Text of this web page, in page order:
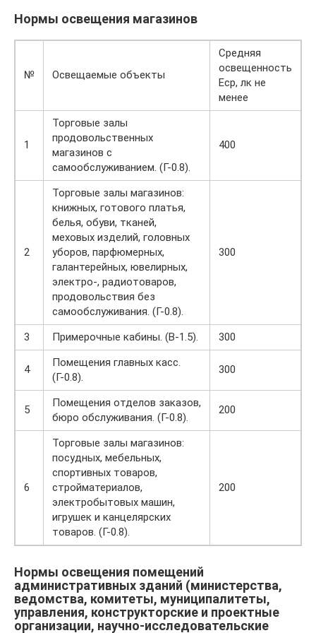
Нормы освещения магазинов
№ Освещаемые объекты
Средняя
освещенность
Еср, лк не
менее
1
Торговые залы
продовольственных
магазинов с
самообслуживанием. (Г-0.8).
400
2
Торговые залы магазинов:
книжных, готового платья,
белья, обуви, тканей,
меховых изделий, головных
уборов, парфюмерных,
галантерейных, ювелирных,
электро-, радиотоваров,
продовольствия без
самообслуживания. (Г-0.8).
300
3 Примерочные кабины. (В-1.5). 300
4
Помещения главных касс.
(Г-0.8).
300
5
Помещения отделов заказов,
бюро обслуживания. (Г-0.8).
200
6
Торговые залы магазинов:
посудных, мебельных,
спортивных товаров,
стройматериалов,
электробытовых машин,
игрушек и канцелярских
товаров. (Г-0.8).
200
Нормы освещения помещений
административных зданий (министерства,
ведомства, комитеты, муниципалитеты,
управления, конструкторские и проектные
организации, научно-исследовательские